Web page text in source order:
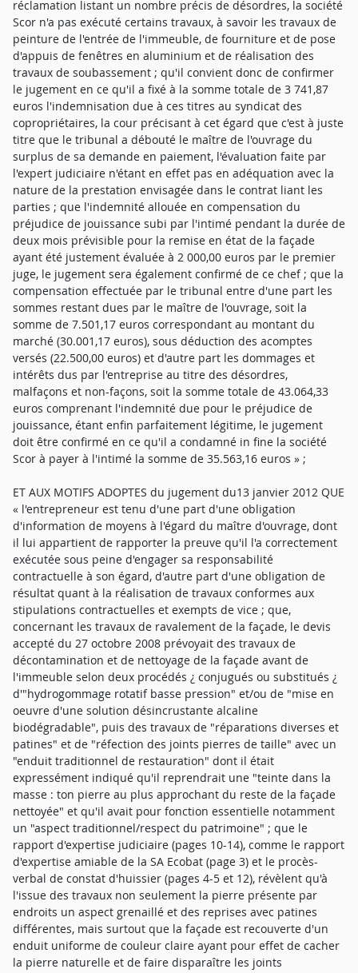
réclamation listant un nombre précis de désordres, la société
Scor n'a pas exécuté certains travaux, à savoir les travaux de
peinture de l'entrée de l'immeuble, de fourniture et de pose
d'appuis de fenêtres en aluminium et de réalisation des
travaux de soubassement ; qu'il convient donc de confirmer
le jugement en ce qu'il a fixé à la somme totale de 3 741,87
euros l'indemnisation due à ces titres au syndicat des
copropriétaires, la cour précisant à cet égard que c'est à juste
titre que le tribunal a débouté le maître de l'ouvrage du
surplus de sa demande en paiement, l'évaluation faite par
l'expert judiciaire n'étant en effet pas en adéquation avec la
nature de la prestation envisagée dans le contrat liant les
parties ; que l'indemnité allouée en compensation du
préjudice de jouissance subi par l'intimé pendant la durée de
deux mois prévisible pour la remise en état de la façade
ayant été justement évaluée à 2 000,00 euros par le premier
juge, le jugement sera également confirmé de ce chef ; que la
compensation effectuée par le tribunal entre d'une part les
sommes restant dues par le maître de l'ouvrage, soit la
somme de 7.501,17 euros correspondant au montant du
marché (30.001,17 euros), sous déduction des acomptes
versés (22.500,00 euros) et d'autre part les dommages et
intérêts dus par l'entreprise au titre des désordres,
malfaçons et non-façons, soit la somme totale de 43.064,33
euros comprenant l'indemnité due pour le préjudice de
jouissance, étant enfin parfaitement légitime, le jugement
doit être confirmé en ce qu'il a condamné in fine la société
Scor à payer à l'intimé la somme de 35.563,16 euros » ;
ET AUX MOTIFS ADOPTES du jugement du13 janvier 2012 QUE « l'entrepreneur est tenu d'une part d'une obligation d'information de moyens à l'égard du maître d'ouvrage, dont il lui appartient de rapporter la preuve qu'il l'a correctement exécutée sous peine d'engager sa responsabilité contractuelle à son égard, d'autre part d'une obligation de résultat quant à la réalisation de travaux conformes aux stipulations contractuelles et exempts de vice ; que, concernant les travaux de ravalement de la façade, le devis accepté du 27 octobre 2008 prévoyait des travaux de décontamination et de nettoyage de la façade avant de l'immeuble selon deux procédés ¿ conjugués ou substitués ¿ d'"hydrogommage rotatif basse pression" et/ou de "mise en oeuvre d'une solution désincrustante alcaline biodégradable", puis des travaux de "réparations diverses et patines" et de "réfection des joints pierres de taille" avec un "enduit traditionnel de restauration" dont il était expressément indiqué qu'il reprendrait une "teinte dans la masse : ton pierre au plus approchant du reste de la façade nettoyée" et qu'il avait pour fonction essentielle notamment un "aspect traditionnel/respect du patrimoine" ; que le rapport d'expertise judiciaire (pages 10-14), comme le rapport d'expertise amiable de la SA Ecobat (page 3) et le procès-verbal de constat d'huissier (pages 4-5 et 12), révèlent qu'à l'issue des travaux non seulement la pierre présente par endroits un aspect grenaillé et des reprises avec patines différentes, mais surtout que la façade est recouverte d'un enduit uniforme de couleur claire ayant pour effet de cacher la pierre naturelle et de faire disparaître les joints d'appareillage ; que la SARL Scor conteste certes les explications de l'expert quant aux raisons d'un recours à un enduit puis à un badigeon à la chaux, mais reconnaît dans un courrier du 28 mai 2009 et dans ses écritures avoir dû renoncer aux deux méthodes envisagées dans le devis (hydrogommage rotatif basse pression et solution désincrustante alcaline biodégradable) après avoir découvert que la pierre était fortement dégradée et fragilisée, pour recourir à une patine de l'ensemble de la façade avec un badigeon à la chaux ; qu'outre le fait qu'il appartenait à la société défenderesse de s'assurer avant le début des travaux de la possibilité de mettre en oeuvre efficacement les deux méthodes qu'elle proposait au vu d'une analyse préalable plus poussée du chantier, elle ne rapporte aucune preuve ¿ au-delà de ses seules affirmations et d'une attestation émanant de son propre salarié Monsieur [Z] [J] ¿ que la modification en cours de chantier a effectivement été portée à la connaissance et acceptée dans son principe comme dans ses modalités par Monsieur [R] [S] et par Monsieur [M] [G], lesquels contestent tout consentement et se trouvaient du reste tenus par le devis initial accepté par la copropriété le 10 octobre 2008 ; qu'il est sur ce point indifférent que la méthode mise en oeuvre ait été approuvée par les architectes des Bâtiments de France, puisque le manquement à l'obligation d'information et l'obtention d'un résultat différent de ce qui était prévu au devis du fait de l'exécution de travaux non conformes aux clauses techniques contractuelles suffisent à engager la responsabilité contractuelle de la SARL Scor ; que quatre devis ayant été soumis à l'expert judiciaire, la SARL Scor ne peut pas reprocher au syndicat des copropriétaires de l'immeuble situé [Adresse 1]) de fonder sa réclamation sur celui de l' entreprise Léon Noel plutôt que sur ceux d'autres entrepreneurs moins chers, dans la seule mesure où les prestations facturées correspondent exclusivement à la remise en état de la façade et à l'exécution des travaux tels que prévus dans le devis accepté le 27 octobre 2008 ; que la SARL Scor sera donc condamnée à verser au syndicat des copropriétaires de l'immeuble situé [Adresse 1]) une somme de 30.822,46 ¿ TTC représentant le coût de l'installation du chantier, du nettoyage et du rejointement de la façade, du ragréage et de la réparation des éléments en pierre endommagés, tels que prévus par le devis de l'entreprise Léon Noel du 23 février 2010 : que, sur la peinture des garde-corps et des mains courantes, le devis accepté le 27 octobre 2008 prévoyait un nettoyage préalable des garde-corps, puis l'application d'une couche de primaire pour l'accrochage des fonds et enfin une finition par peinture laque alkyde antirouille semi-brillante ; que l'expertise judiciaire (page 17) relève que la peinture des garde-corps de fenêtres présente de nombreuses irrégularités de surface et est criblée de projections d'enduit, tandis qu'il constate que les lisses horizontales supérieures des garde-corps de fenêtres ont été peintes avec la même peinture noire laquée que les garde-corps ; que, comme le relève l'expert judiciaire, si les irrégularités de surface de la peinture ne peuvent pas être reprochées à la SARL Scor dans la mesure où le devis ne mettait pas à sa charge la mise à blanc du métal, les projections d'enduit caractérisent une mauvaise réalisation des travaux de peinture, imputable à l'entrepreneur ; que, par ailleurs, la SARL Scor ne s'était vue confier aucune prestation relative aux mains courantes et la défenderesse ne peut pas raisonnablement soutenir que la peinture de ces éléments découlaient implicitement du contrat alors que la fiche technique de la "peinture laque alkyde antirouille de type Sigmaneofer" expressément visée au devis confirme que le produit n'est applicable que sur des surfaces métalliques ; que les malfaçons constatées au niveau de la peinture des garde-corps comme l'exécution de travaux non acceptés sur les mains courantes engagent la responsabilité contractuelle de la SARL Scor, laquelle sera condamnée à indemniser le syndicat des copropriétaires de l'immeuble situé [Adresse 1]) du coût des travaux de remise en état à hauteur de 2.500 ¿ au total, tels qu'évalués par l'expert judiciaire ; que, sur la peinture et la pose des volets, le devis accepté le 27 octobre 2008 prévoyait le démontage après repérage des volets en bois pour être traités en atelier, leur ponçage avec remise à blanc du bois pour une préparation avant peinture, l'application d'une couche de primaire et deux couches de peinture de finition microporeuse spéciale bois, puis une repose des volets ; que l'expertise amiable (page 3) comme l'expertise judiciaire (pages 17-18) mettent en exergue une mauvaise tenue de la peinture, qui se fissure, s'écaille et se décolle à plusieurs endroits, mais également que sur les huit paires de volets, deux paires ne peuvent plus être fermées, une paire est impossible à condamner et une paire est équipée d'une crémone hors service au premier étage, une paire ne ferme plus et les trois autres ferment après avoir été recoupées au second étage ; que l'expert judiciaire explique les désordres par le fait que les volets ont été repeints sur une surface encore humide et qu'ils n'ont pas été repérés avant d'être démontés, contrairement à ce qui était prévu au devis accepté ; que la responsabilité de la SARL Scor se trouve ici encore engagée du fait de l'inexécution et de la mauvaise exécution des travaux de peinture des volets auxquels elle s'était engagée, de sorte qu'elle sera condamnée à indemniser le syndicat des copropriétaires de l'immeuble situé [Adresse 1]) du coût de la remise en état, évaluée par l'expert judiciaire à 4.000 ¿ ; que, sur les travaux non exécutés, la société défenderesse ne peut pas utilement reprocher au syndicat des copropriétaires de l'immeuble situé au [Adresse 1]) de ne pas l'avoir laissé exécuter les travaux qu'elle qualifie improprement de «travaux de reprises», dans la mesure où elle a elle-même notifié la première son intention de mettre fin à son intervention dès un courrier du 03 août 2009 ; que la SARL Scor ne conteste pas ne pas avoir réalisé les travaux de peinture de la porte d'entrée de l'immeuble (page 8 du devis), de fourniture et de pose d'appuis de fenêtres en aluminium (page 6 du devis), de sorte qu'elle sera condamnée à verser au syndicat des copropriétaires de l'immeuble situé [Adresse 1]) la somme totale de 1.413,91 ¿ correspondant au prix TTC des prestations tel qu'il résulte du devis ; que la société défenderesse ne conteste pas non plus la non réalisation du soubassement, prévue au devis pour un montant total de 2.327,96 ¿ TTC ; que malgré les explications de l'expert judiciaire quant aux difficultés techniques prévisibles de réalisation des travaux de soubassement tels que prévus dans le devis par la SARL Scor, l'indemnisation du syndicat des copropriétaires de l'immeuble situé [Adresse 1]) sera fixée sur la base du prix contractuel (2.327,96 ¿ TTC) et non du coût des travaux ¿ de nature différente ¿ suggéré par l'expert judiciaire (3.500 ¿ TTC) ou dans le devis de l'entreprise Léon Noël (13.917,13 ¿ TTC) ; que, sur le préjudice de jouissance, l'expert judiciaire estime la durée prévisible des travaux de remise en état de la façade à deux mois environ, de sorte que la SARL Scor sera condamnée à indemniser le syndicat des copropriétaires pour le préjudice de jouissance subi pendant ces travaux à hauteur d'une somme de 2.000 ¿ ; que, sur la compensation des sommes, il n'est pas contesté que le syndicat des copropriétaires de l'immeuble situé [Adresse 1]) a versé des acomptes pour un montant total de 22.500 ¿ sur un prix de marché de 30.001,17 ¿ TTC ; que la SARL Scor sollicite le paiement du solde du marché, après déduction du coût des travaux qu'elle reconnaît ne pas avoir achevés, tandis que le syndicat des copropriétaires de l'immeuble situé [Adresse 1]) n'invoque pas la résiliation du contrat mais simplement le versement de dommages-intérêts, s'étendant au coût de l'exécution des travaux non réalisés et non encore réglés ; qu'il apparaît donc après compensation des sommes dues par le syndicat des copropriétaires de l'immeuble situé [Adresse 1]) (7.501,17 ¿ TTC) et des dommages-intérêts mis à la char